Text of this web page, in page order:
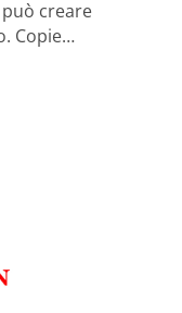
creare
Copie…